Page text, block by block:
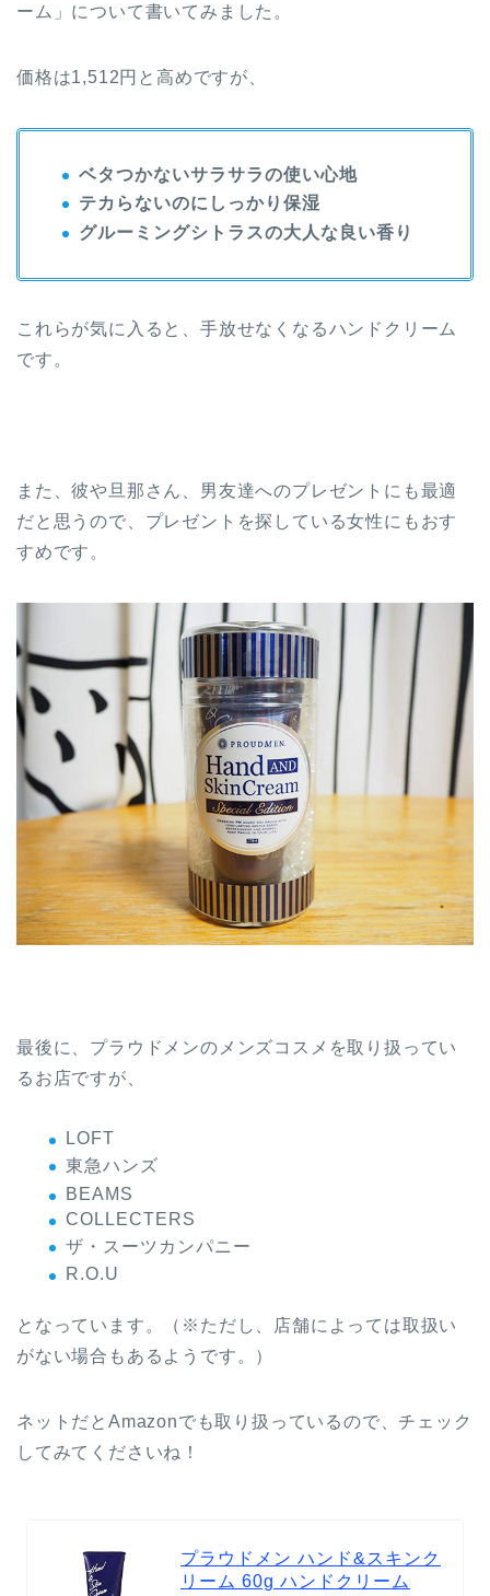
ーム」について書いてみました。
価格は1,512円と高めですが、
ベタつかないサラサラの使い心地
テカらないのにしっかり保湿
グルーミングシトラスの大人な良い香り
これらが気に入ると、手放せなくなるハンドクリーム
です。
また、彼や旦那さん、男友達へのプレゼントにも最適
だと思うので、プレゼントを探している女性にもおす
すめです。
最後に、プラウドメンのメンズコスメを取り扱ってい
るお店ですが、
LOFT
東急ハンズ
BEAMS
COLLECTERS
ザ・スーツカンパニー
R.O.U
となっています。（※ただし、店舗によっては取扱い
がない場合もあるようです。）
ネットだとAmazonでも取り扱っているので、チェック
してみてくださいね！
プラウドメン ハンド&スキンク
リーム 60g ハンドクリーム